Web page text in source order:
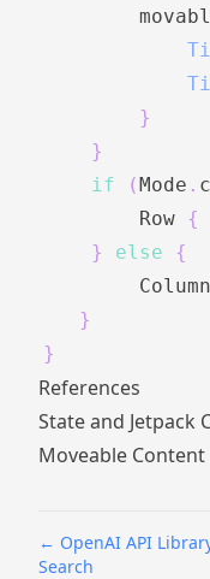
}
}
if
(Mode .
        Row
{
}
else
{
}
}
References
State and Jetpack
Moveable Content
← OpenAI API
Search